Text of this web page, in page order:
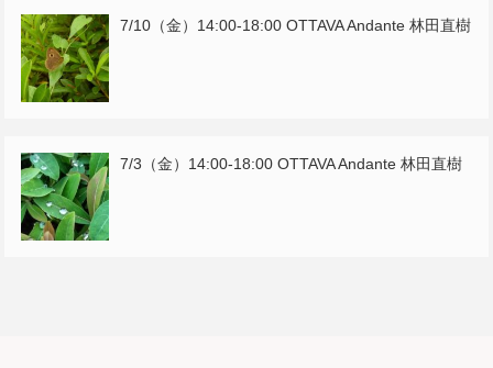
7/10（金）14:00-18:00 OTTAVA Andante 林田直樹
7/3（金）14:00-18:00 OTTAVA Andante 林田直樹